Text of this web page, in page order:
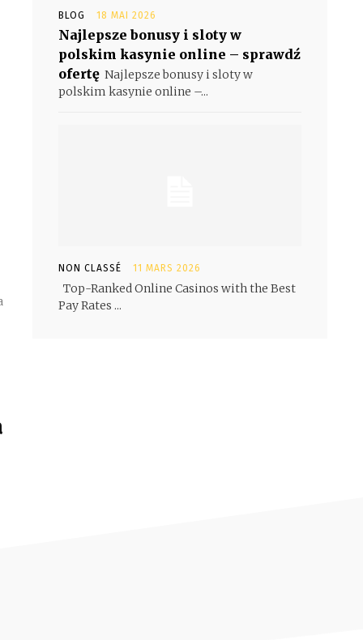
BLOG 18 MAI 2026
Najlepsze bonusy i sloty w
polskim kasynie online – sprawdź
ofertę Najlepsze bonusy i sloty w
polskim kasynie online –...
NON CLASSÉ 11 MARS 2026
Top-Ranked Online Casinos with the Best
Pay Rates ...